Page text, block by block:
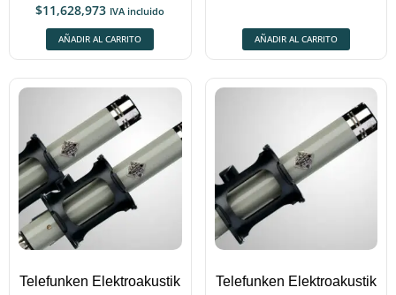
$11,628,973 IVA incluido
AÑADIR AL CARRITO AÑADIR AL CARRITO
Telefunken Elektroakustik
Telefunken Elektroakustik